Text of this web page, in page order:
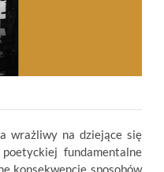
wrażliwy na dziejące się
fundamentalne
konsekwencje sposobów